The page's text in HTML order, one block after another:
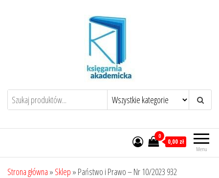
Menu
0
0,00 zł
Strona główna » Sklep » Państwo i Prawo – Nr 10/2023 932